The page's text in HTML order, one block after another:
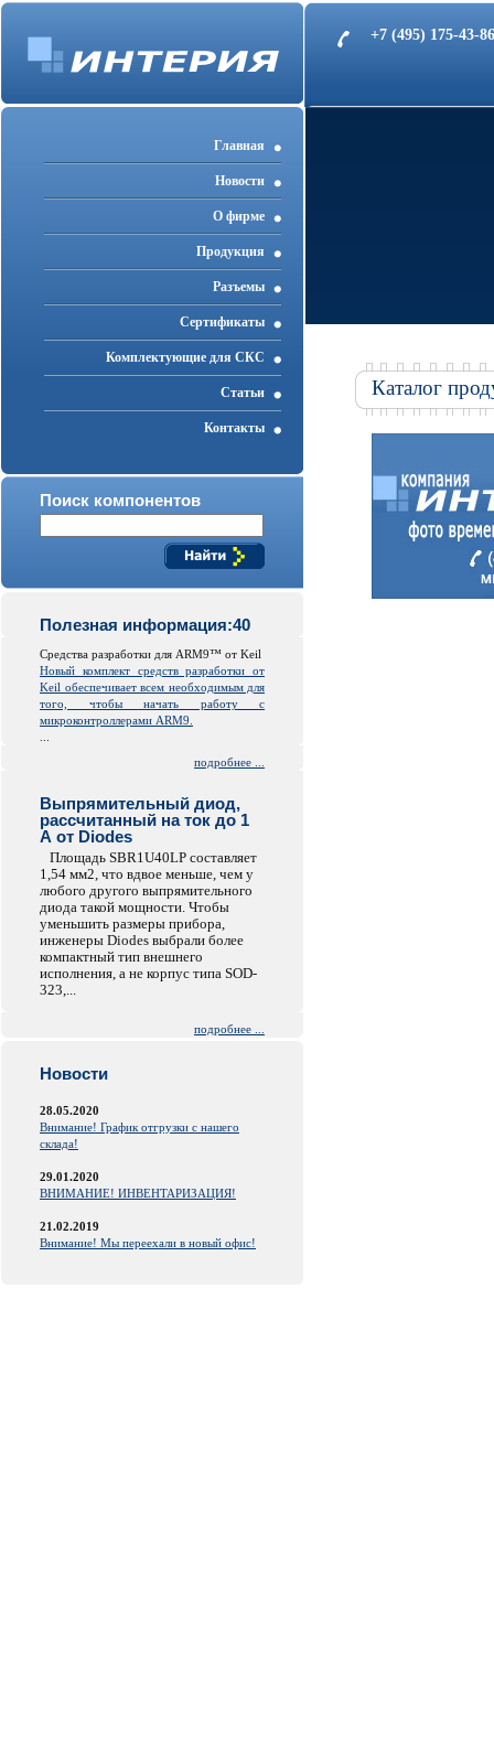
+7 (495) 175-43-
Главная
Новости
О фирме
Продукция
Разъемы
Cертификаты
Комплектующие для СКС
Статьи
Контакты
Поиск компонентов
Полезная информация:40
Средства разработки для ARM9™ от Keil
Новый комплект средств разработки от
Keil обеспечивает всем необходимым для
того, чтобы начать работу с
микроконтроллерами ARM9.
подробнее ...
Выпрямительный диод,
рассчитанный на ток до 1
А от Diodes
Площадь SBR1U40LP составляет
1,54 мм2, что вдвое меньше, чем у
любого другого выпрямительного
диода такой мощности. Чтобы
уменьшить размеры прибора,
инженеры Diodes выбрали более
компактный тип внешнего
исполнения, а не корпус типа SOD-
323,...
подробнее ...
Новости
28.05.2020
Внимание! График отгрузки с нашего
склада!
29.01.2020
ВНИМАНИЕ! ИНВЕНТАРИЗАЦИЯ!
21.02.2019
Внимание! Мы переехали в новый офис!
Каталог